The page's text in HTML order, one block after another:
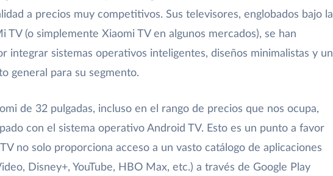
a precios muy competitivos. Sus televisores, englobados bajo la
TV (o simplemente Xiaomi TV en algunos mercados), se han
integrar sistemas operativos inteligentes, diseños minimalistas y un
general para su segmento.
de 32 pulgadas, incluso en el rango de precios que nos ocupa,
con el sistema operativo Android TV. Esto es un punto a favor
no solo proporciona acceso a un vasto catálogo de aplicaciones
Disney+, YouTube, HBO Max, etc.) a través de Google Play